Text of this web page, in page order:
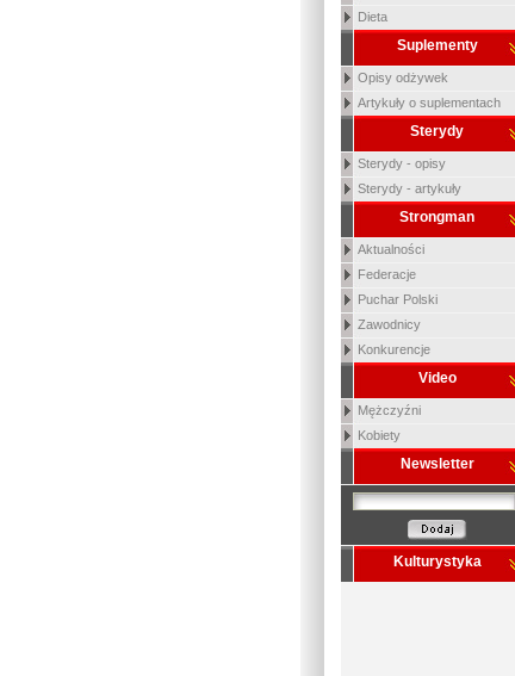
Dieta
Suplementy
Opisy odżywek
Artykuły o suplementach
Sterydy
Sterydy - opisy
Sterydy - artykuły
Strongman
Aktualności
Federacje
Puchar Polski
Zawodnicy
Konkurencje
Video
Mężczyźni
Kobiety
Newsletter
Kulturystyka